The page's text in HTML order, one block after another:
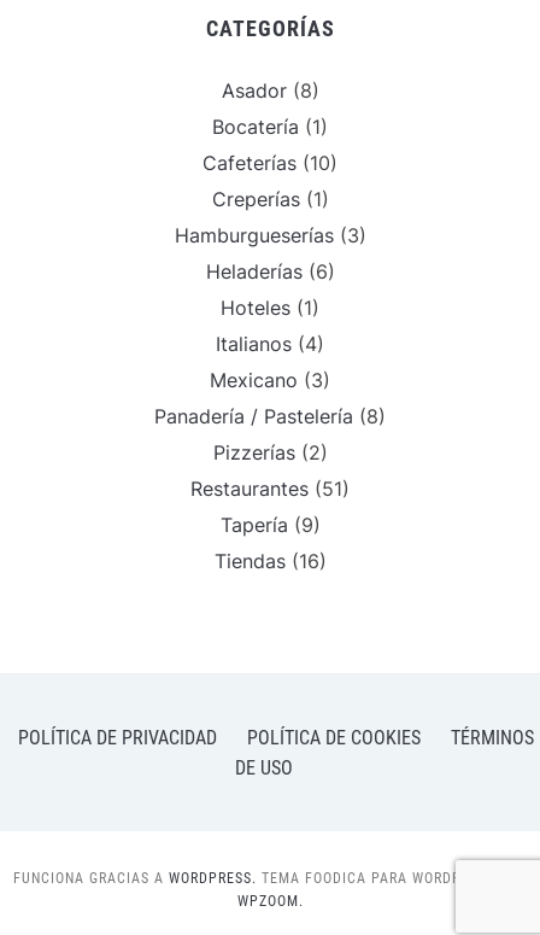
CATEGORÍAS
Asador(8)
Bocatería (1)
Cafeterías (10)
Creperías(1)
Hamburgueserías(3)
Heladerías(6)
Hoteles (1)
Italianos (4)
Mexicano (3)
Panadería / Pastelería (8)
Pizzerías(2)
Restaurantes (51)
Tapería (9)
Tiendas(16)
POLÍTICA DE PRIVACIDAD POLÍTICA DE COOKIES
TÉRMINOS
DE USO
FUNCIONA GRACIAS A WORDPRESS. TEMA FOODICA PARA WORDPRESS POR
WPZOOM.